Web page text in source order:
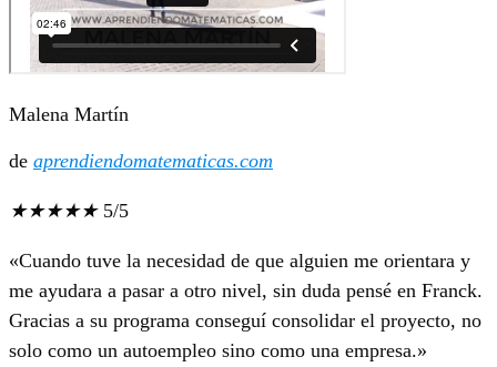
Malena Martín
de aprendiendomatematicas.com
★★★★★ 5/5
«Cuando tuve la necesidad de que alguien me orientara y
me ayudara a pasar a otro nivel, sin duda pensé en Franck.
Gracias a su programa conseguí consolidar el proyecto, no
solo como un autoempleo sino como una empresa.»